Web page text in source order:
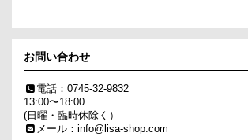
お問い合わせ
電話：0745-32-9832
13:00〜18:00
(日曜・臨時休除く）
メール：info@lisa-shop.com